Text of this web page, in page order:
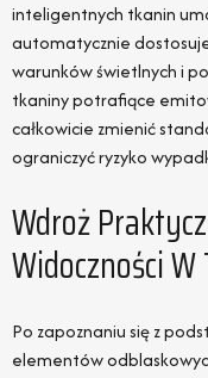
inteligentnych tkanin
automatycznie
warunków świetlnych i
tkaniny potrafiące
całkowicie zmienić
ograniczyć ryzyko
Wdroż
Widoczności
Po zapoznaniu się z
elementów